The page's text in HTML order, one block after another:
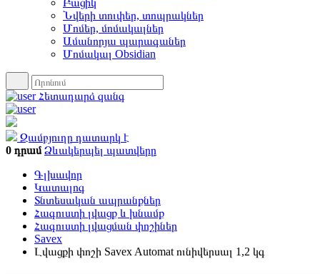
Բացիկ
Նվերի տուփեր, տոպրակներ
Մոմեր, մոմակալներ
Ամանորյա պարագաներ
Մոմակալ Obsidian
Հետադարձ զանգ
Զամբյուղը դատարկ է
0 դրամ Ձևակերպել պատվերը
Գլխավոր
Կատալոգ
Տնտեսական ապրանքներ
Հագուստի լվացք և խնամք
Հագուստի լվացման փոշիներ
Savex
Լվացքի փոշի Savex Automat ունիվերսալ 1,2 կգ